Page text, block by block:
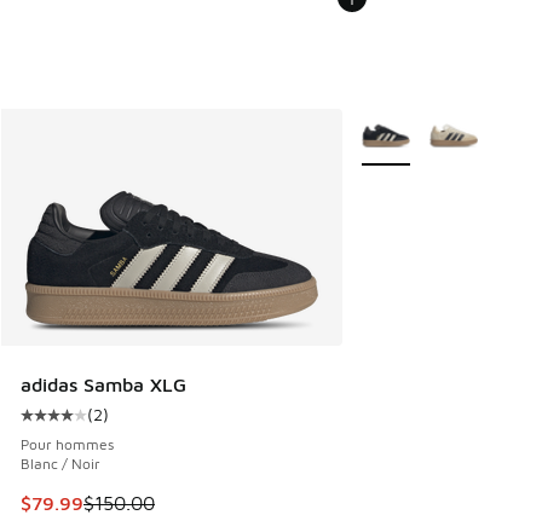
adidas Samba XLG
Cote moyenne du client - [4 sur 5 étoiles], 2 commentaires
(2)
Pour hommes
Blanc / Noir
Cet article est en solde. Le prix est passé de $150.00 à
$79.99$150.00
Plus de couleurs